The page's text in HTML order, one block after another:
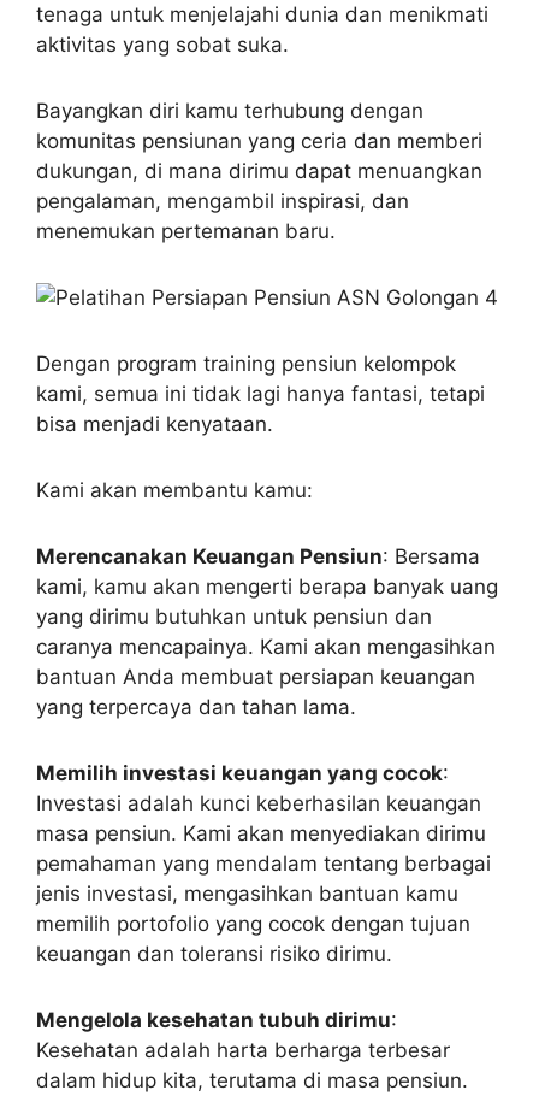
tenaga untuk menjelajahi dunia dan menikmati
aktivitas yang sobat suka.
Bayangkan diri kamu terhubung dengan
komunitas pensiunan yang ceria dan memberi
dukungan, di mana dirimu dapat menuangkan
pengalaman, mengambil inspirasi, dan
menemukan pertemanan baru.
Dengan program training pensiun kelompok
kami, semua ini tidak lagi hanya fantasi, tetapi
bisa menjadi kenyataan.
Kami akan membantu kamu:
Merencanakan Keuangan Pensiun: Bersama
kami, kamu akan mengerti berapa banyak uang
yang dirimu butuhkan untuk pensiun dan
caranya mencapainya. Kami akan mengasihkan
bantuan Anda membuat persiapan keuangan
yang terpercaya dan tahan lama.
Memilih investasi keuangan yang cocok:
Investasi adalah kunci keberhasilan keuangan
masa pensiun. Kami akan menyediakan dirimu
pemahaman yang mendalam tentang berbagai
jenis investasi, mengasihkan bantuan kamu
memilih portofolio yang cocok dengan tujuan
keuangan dan toleransi risiko dirimu.
Mengelola kesehatan tubuh dirimu:
Kesehatan adalah harta berharga terbesar
dalam hidup kita, terutama di masa pensiun.